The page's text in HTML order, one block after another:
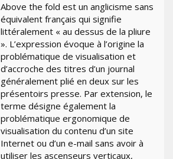
Above the fold est un anglicisme sans
équivalent français qui signifie
littéralement « au dessus de la pliure
». L’expression évoque à l’origine la
problématique de visualisation et
d’accroche des titres d’un journal
généralement plié en deux sur les
présentoirs presse. Par extension, le
terme désigne également la
problématique ergonomique de
visualisation du contenu d’un site
Internet ou d’un e-mail sans avoir à
utiliser les ascenseurs verticaux,